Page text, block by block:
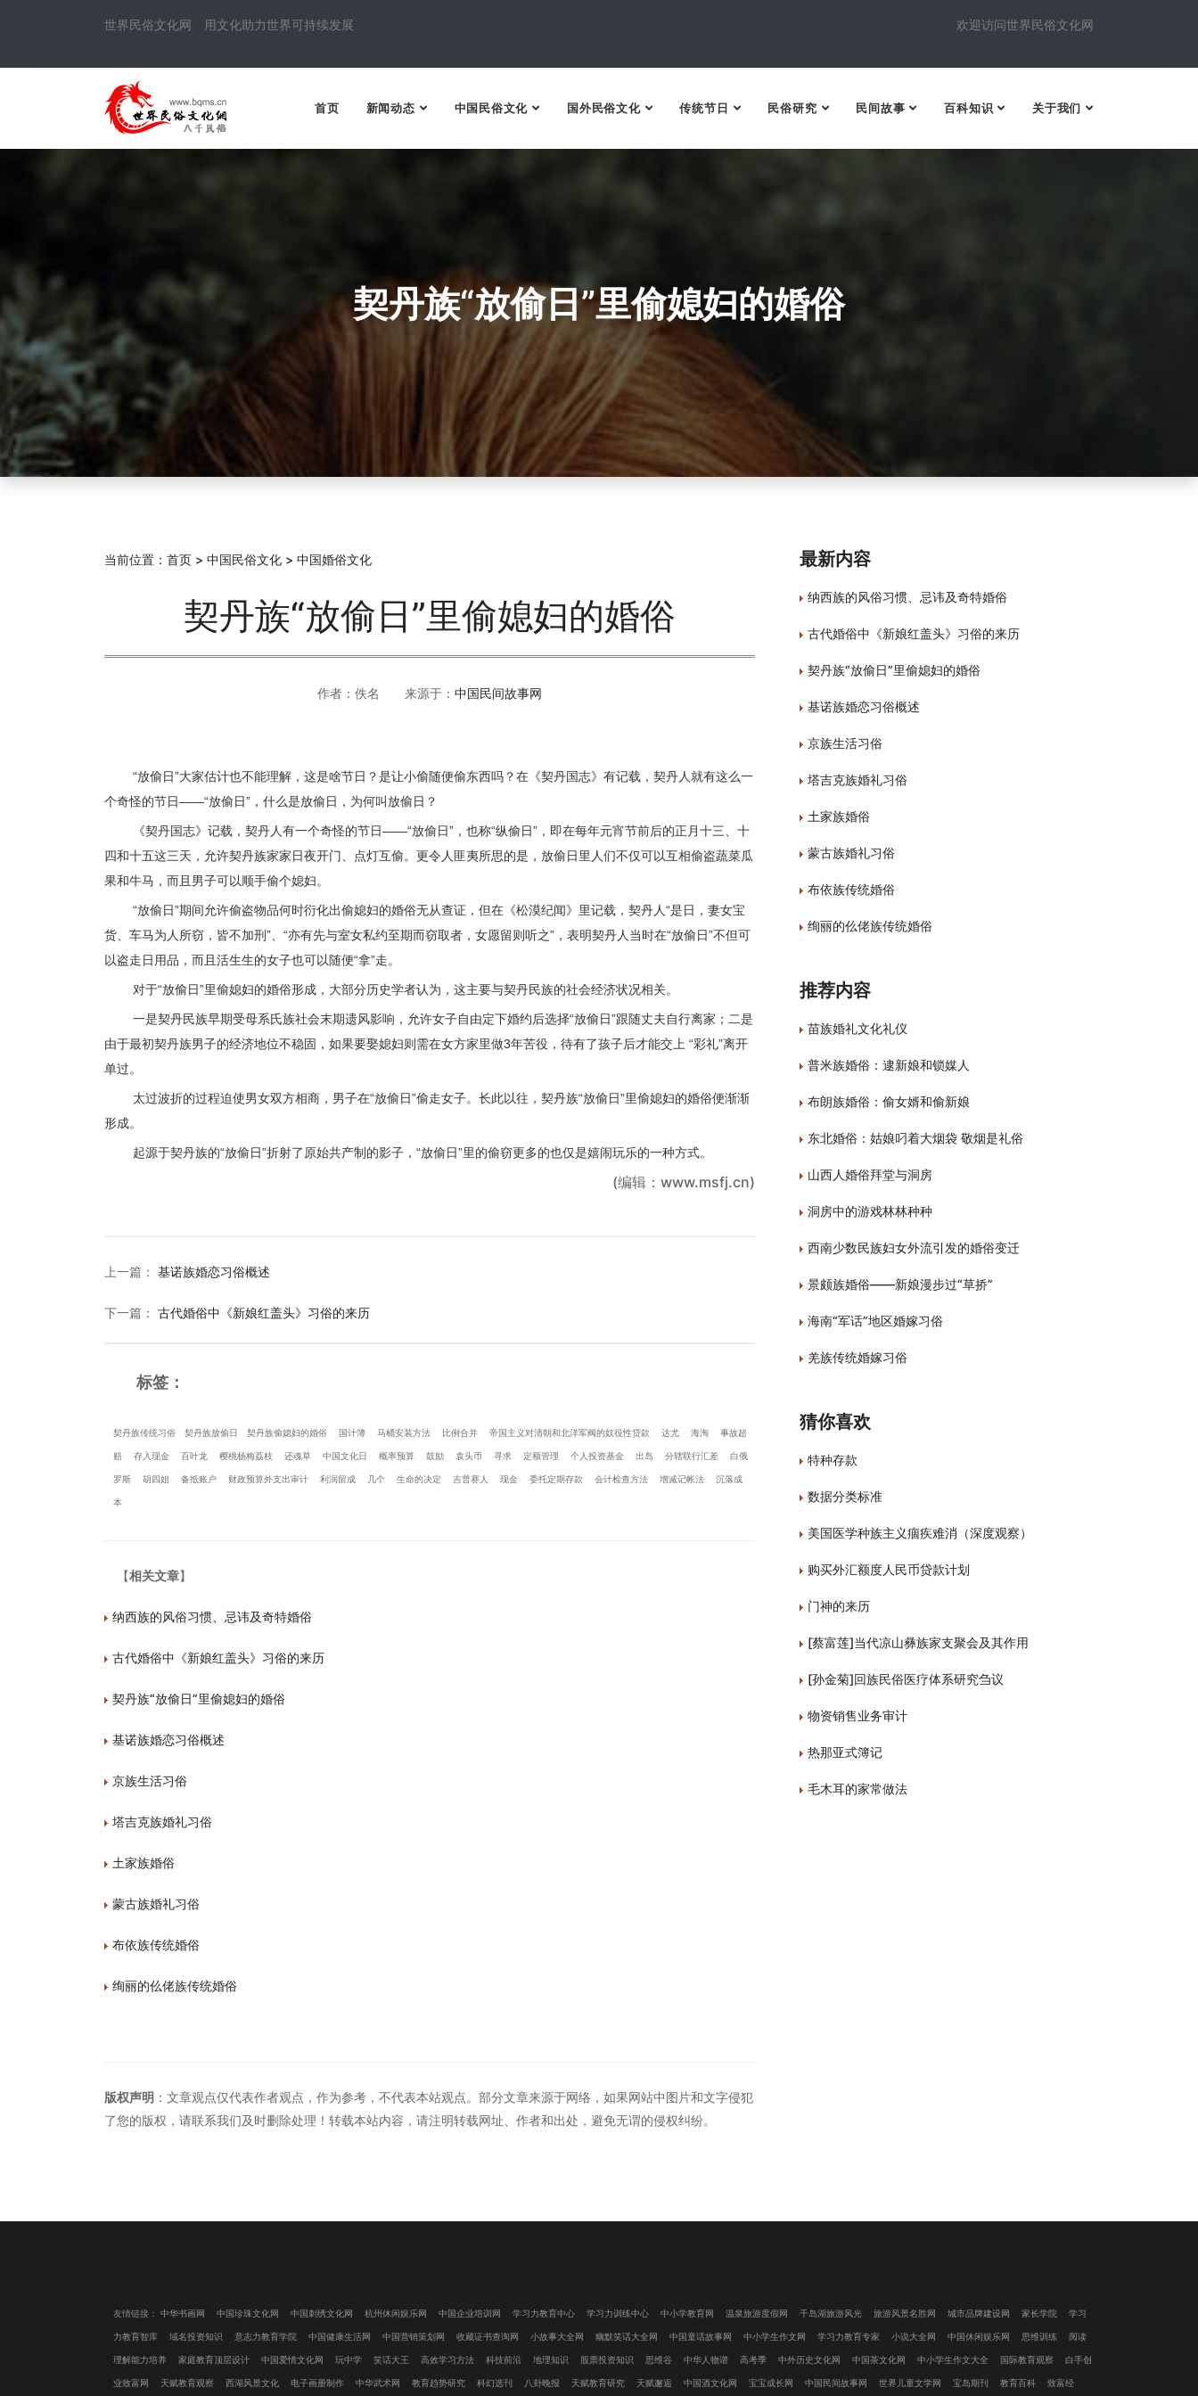
世界民俗文化网 用文化助力世界可持续发展 欢迎访问世界民俗文化网
首页 新闻动态 中国民俗文化 国外民俗文化 传统节日 民俗研究 民间故事 百科知识 关于我们
契丹族“放偷日”里偷媳妇的婚俗
当前位置： 首页 > 中国民俗文化 > 中国婚俗文化
契丹族“放偷日”里偷媳妇的婚俗
作者：佚名 来源于： 中国民间故事网
“放偷日”大家估计也不能理解，这是啥节日？是让小偷随便偷东西吗？在《契丹国志》有记载，契丹人就有这么一
个奇怪的节日——“放偷日”，什么是放偷日，为何叫放偷日？
《契丹国志》记载，契丹人有一个奇怪的节日——“放偷日”，也称“纵偷日”，即在每年元宵节前后的正月十三、十
四和十五这三天，允许契丹族家家日夜开门、点灯互偷。更令人匪夷所思的是，放偷日里人们不仅可以互相偷盗蔬菜瓜
果和牛马，而且男子可以顺手偷个媳妇。
“放偷日”期间允许偷盗物品何时衍化出偷媳妇的婚俗无从查证，但在《松漠纪闻》里记载，契丹人“是日，妻女宝
货、车马为人所窃，皆不加刑”、“亦有先与室女私约至期而窃取者，女愿留则听之”，表明契丹人当时在“放偷日”不但可
以盗走日用品，而且活生生的女子也可以随便“拿”走。
对于“放偷日”里偷媳妇的婚俗形成，大部分历史学者认为，这主要与契丹民族的社会经济状况相关。
一是契丹民族早期受母系氏族社会末期遗风影响，允许女子自由定下婚约后选择“放偷日”跟随丈夫自行离家；二是
由于最初契丹族男子的经济地位不稳固，如果要娶媳妇则需在女方家里做3年苦役，待有了孩子后才能交上 “彩礼”离开
单过。
太过波折的过程迫使男女双方相商，男子在“放偷日”偷走女子。长此以往，契丹族“放偷日”里偷媳妇的婚俗便渐渐
形成。
起源于契丹族的“放偷日”折射了原始共产制的影子，“放偷日”里的偷窃更多的也仅是嬉闹玩乐的一种方式。
(编辑：www.msfj.cn)
上一篇 ： 基诺族婚恋习俗概述
下一篇 ： 古代婚俗中《新娘红盖头》习俗的来历
标签：
契丹族传统习俗 契丹族放偷日 契丹族偷媳妇的婚俗 国计簿 马桶安装方法 比例合并 帝国主义对清朝和北洋军阀的奴役性贷款 达尤 海淘 事故超
赔 存入现金 百叶龙 樱桃杨梅荔枝 还魂草 中国文化日 概率预算 鼓励 袁头币 寻求 定额管理 个人投资基金 出岛 分辖联行汇差 白俄
罗斯 胡四姐 备抵账户 财政预算外支出审计 利润留成 几个 生命的决定 吉普赛人 现金 委托定期存款 会计检查方法 增减记帐法 沉落成
本
【相关文章】
纳西族的风俗习惯、忌讳及奇特婚俗
古代婚俗中《新娘红盖头》习俗的来历
契丹族“放偷日”里偷媳妇的婚俗
基诺族婚恋习俗概述
京族生活习俗
塔吉克族婚礼习俗
土家族婚俗
蒙古族婚礼习俗
布依族传统婚俗
绚丽的仫佬族传统婚俗
版权声明 ：文章观点仅代表作者观点，作为参考，不代表本站观点。部分文章来源于网络，如果网站中图片和文字侵犯
了您的版权，请联系我们及时删除处理！转载本站内容，请注明转载网址、作者和出处，避免无谓的侵权纠纷。
最新内容
纳西族的风俗习惯、忌讳及奇特婚俗
古代婚俗中《新娘红盖头》习俗的来历
契丹族“放偷日”里偷媳妇的婚俗
基诺族婚恋习俗概述
京族生活习俗
塔吉克族婚礼习俗
土家族婚俗
蒙古族婚礼习俗
布依族传统婚俗
绚丽的仫佬族传统婚俗
推荐内容
苗族婚礼文化礼仪
普米族婚俗：逮新娘和锁媒人
布朗族婚俗：偷女婿和偷新娘
东北婚俗：姑娘叼着大烟袋 敬烟是礼俗
山西人婚俗拜堂与洞房
洞房中的游戏林林种种
西南少数民族妇女外流引发的婚俗变迁
景颇族婚俗——新娘漫步过“草挢”
海南“军话”地区婚嫁习俗
羌族传统婚嫁习俗
猜你喜欢
特种存款
数据分类标准
美国医学种族主义痼疾难消（深度观察）
购买外汇额度人民币贷款计划
门神的来历
[蔡富莲]当代凉山彝族家支聚会及其作用
[孙金菊]回族民俗医疗体系研究刍议
物资销售业务审计
热那亚式簿记
毛木耳的家常做法
友情链接： 中华书画网 中国珍珠文化网 中国刺绣文化网 杭州休闲娱乐网 中国企业培训网 学习力教育中心 学习力训练中心 中小学教育网 温泉旅游度假网 千岛湖旅游风光 旅游风景名胜网 城市品牌建设网 家长学院 学习
力教育智库 域名投资知识 意志力教育学院 中国健康生活网 中国营销策划网 收藏证书查询网 小故事大全网 幽默笑话大全网 中国童话故事网 中小学生作文网 学习力教育专家 小说大全网 中国休闲娱乐网 思维训练 阅读
理解能力培养 家庭教育顶层设计 中国爱情文化网 玩中学 笑话大王 高效学习方法 科技前沿 地理知识 股票投资知识 思维谷 中华人物谱 高考季 中外历史文化网 中国茶文化网 中小学生作文大全 国际教育观察 白手创
业致富网 天赋教育观察 西湖风景文化 电子画册制作 中华武术网 教育趋势研究 科幻选刊 八卦晚报 天赋教育研究 天赋邂逅 中国酒文化网 宝宝成长网 中国民间故事网 世界儿童文学网 宝岛期刊 教育百科 致富经